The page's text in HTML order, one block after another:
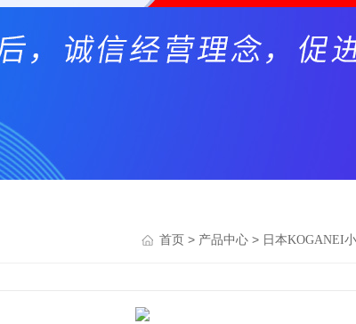
首页 > 产品中心 > 日本KOGANEI